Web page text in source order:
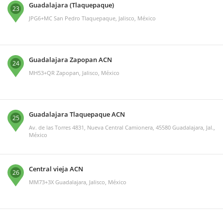
23 Guadalajara (Tlaquepaque)
JPG6+MC San Pedro Tlaquepaque, Jalisco, México
24 Guadalajara Zapopan ACN
MH53+QR Zapopan, Jalisco, México
25 Guadalajara Tlaquepaque ACN
Av. de las Torres 4831, Nueva Central Camionera, 45580 Guadalajara, Jal.,
México
26 Central vieja ACN
MM73+3X Guadalajara, Jalisco, México